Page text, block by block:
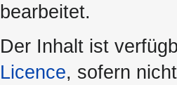
bearbeitet.
Der Inhalt ist
Licence, sofern